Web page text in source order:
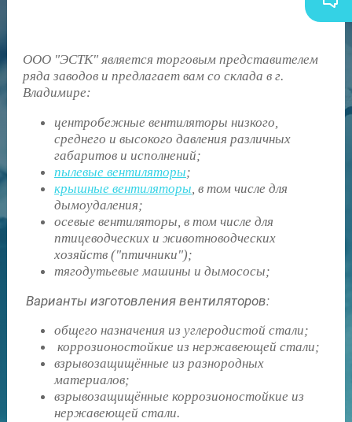
ООО "ЭСТК" является торговым представителем
ряда заводов и предлагает вам со склада в г.
Владимире:
центробежные вентиляторы низкого,
среднего и высокого давления различных
габаритов и исполнений;
пылевые вентиляторы;
крышные вентиляторы, в том числе для
дымоудаления;
осевые вентиляторы, в том числе для
птицеводческих и животноводческих
хозяйств ("птичники");
тягодутьевые машины и дымососы;
Варианты изготовления вентиляторов:
общего назначения из углеродистой стали;
коррозионостойкие из нержавеющей стали;
взрывозащищённые из разнородных
материалов;
взрывозащищённые коррозионостойкие из
нержавеющей стали.